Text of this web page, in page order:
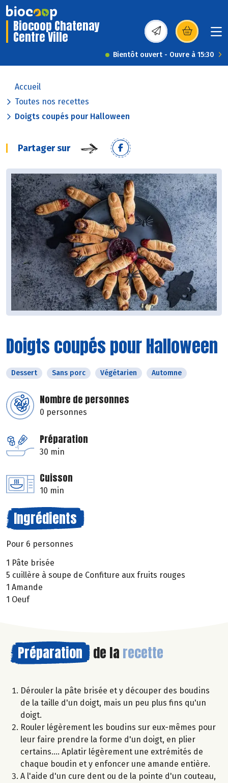
Biocoop Chatenay
Centre Ville (s’ouvre dans une
Bientôt ouvert - Ouvre à 15:30
Accueil
Toutes nos recettes
Doigts coupés pour Halloween
Partager sur
Doigts coupés pour Halloween
Dessert Sans porc Végétarien Automne
Nombre de personnes
0 personnes
Préparation
30 min
Cuisson
10 min
Ingrédients
Pour 6 personnes
1 Pâte brisée
5 cuillère à soupe de Confiture aux fruits rouges
1 Amande
1 Oeuf
Préparation de la recette
Dérouler la pâte brisée et y découper des boudins
de la taille d'un doigt, mais un peu plus fins qu'un
doigt.
Rouler légèrement les boudins sur eux-mêmes pour
leur faire prendre la forme d'un doigt, en plier
certains.... Aplatir légèrement une extrémités de
chaque boudin et y enfoncer une amande entière.
A l'aide d'un cure dent ou de la pointe d'un couteau,